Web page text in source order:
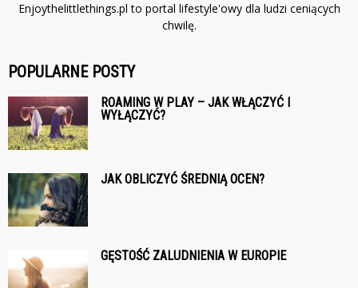
Enjoythelittlethings.pl to portal lifestyle'owy dla ludzi ceniących
chwilę.
POPULARNE POSTY
ROAMING W PLAY – JAK WŁĄCZYĆ I
WYŁĄCZYĆ?
JAK OBLICZYĆ ŚREDNIĄ OCEN?
GĘSTOŚĆ ZALUDNIENIA W EUROPIE